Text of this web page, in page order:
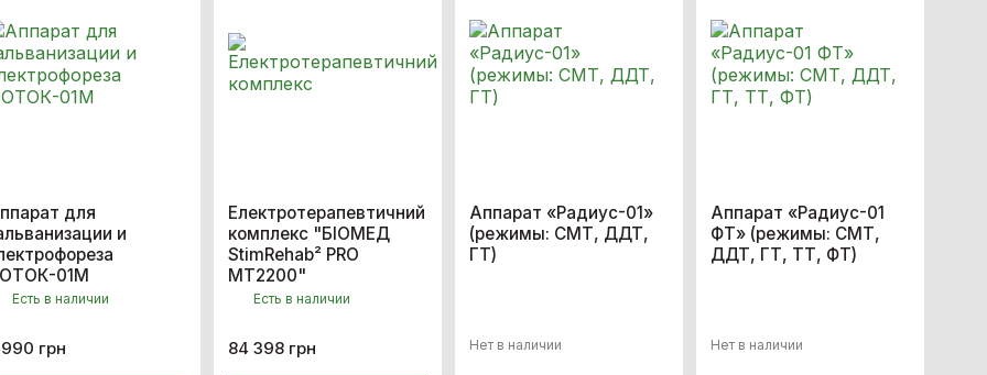
для
и
01М
Есть в наличии
грн
Електротерапевтичний
комплекс "БІОМЕД
StimRehab² PRO
MT2200"
Есть в наличии
84 398 грн
Аппарат «Радиус-01»
(режимы: СМТ, ДДТ,
ГТ)
Нет в наличии
Аппарат «Радиус-01
ФТ» (режимы: СМТ,
ДДТ, ГТ, ТТ, ФТ)
Нет в наличии